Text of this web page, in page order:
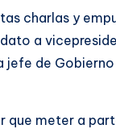
charlas y
a
jefe de
que meter a